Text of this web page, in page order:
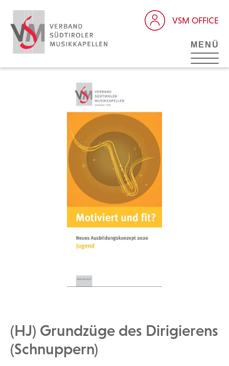
VSM OFFICE
MENÜ
(HJ) Grundzüge des Dirigierens
(Schnuppern)